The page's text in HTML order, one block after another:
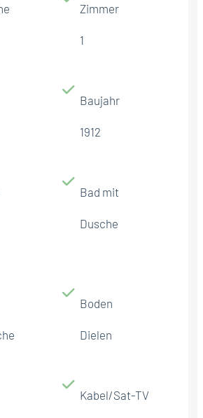
Zimmer
1
Baujahr
1912
Bad mit
Dusche
Boden
Dielen
Kabel/Sat-TV